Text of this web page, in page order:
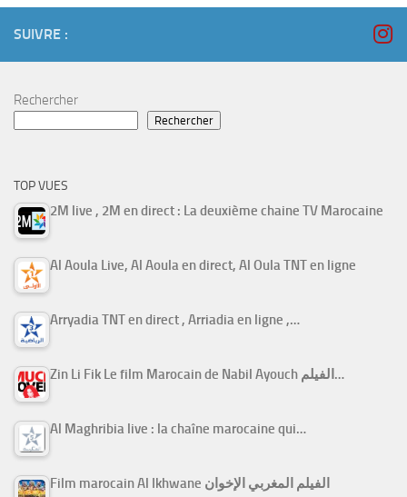
SUIVRE :
Rechercher
Rechercher
TOP VUES
2M live , 2M en direct : La deuxième chaine TV Marocaine
Al Aoula Live, Al Aoula en direct, Al Oula TNT en ligne
Arryadia TNT en direct , Arriadia en ligne ,…
Zin Li Fik Le film Marocain de Nabil Ayouch الفيلم…
Al Maghribia live : la chaîne marocaine qui…
Film marocain Al Ikhwane الفيلم المغربي الإخوان